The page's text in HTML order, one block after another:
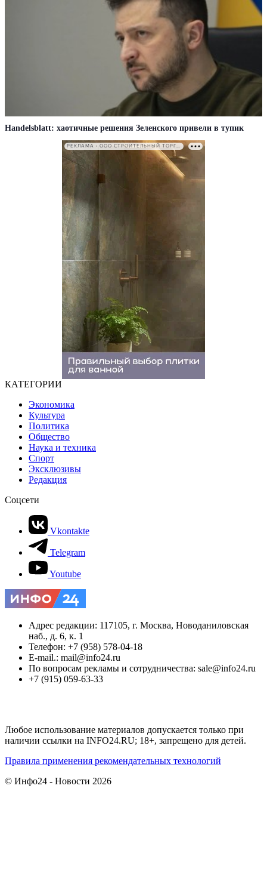
Handelsblatt: хаотичные решения Зеленского привели в тупик
РЕКЛАМА • ООО СТРОИТЕЛЬНЫЙ ТОРГОВЫЙ ДОМ «ПЕТРОВИЧ». ИНН: 7802348846
КАТЕГОРИИ
Экономика
Культура
Политика
Общество
Наука и техника
Спорт
Эксклюзивы
Редакция
Соцсети
Vkontakte
Telegram
Youtube
Адрес редакции: 117105, г. Москва, Новоданиловская
наб., д. 6, к. 1
Телефон: +7 (958) 578-04-18
E-mail.: mail@info24.ru
По вопросам рекламы и сотрудничества: sale@info24.ru
+7 (915) 059-63-33
Любое использование материалов допускается только при
наличии ссылки на INFO24.RU; 18+, запрещено для детей.
Правила применения рекомендательных технологий
© Инфо24 - Новости 2026